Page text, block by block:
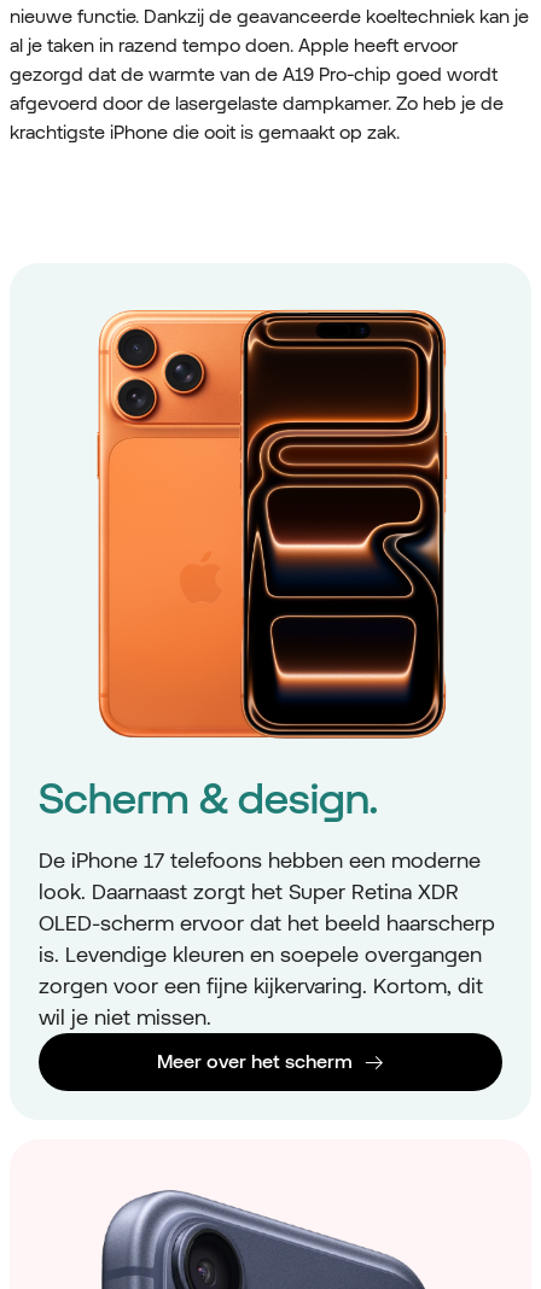
nieuwe functie. Dankzij de geavanceerde koeltechniek kan je
al je taken in razend tempo doen. Apple heeft ervoor
gezorgd dat de warmte van de A19 Pro-chip goed wordt
afgevoerd door de lasergelaste dampkamer. Zo heb je de
krachtigste iPhone die ooit is gemaakt op zak.
Scherm & design.
De iPhone 17 telefoons hebben een moderne
look. Daarnaast zorgt het Super Retina XDR
OLED-scherm ervoor dat het beeld haarscherp
is. Levendige kleuren en soepele overgangen
zorgen voor een fijne kijkervaring. Kortom, dit
wil je niet missen.
Meer over het scherm